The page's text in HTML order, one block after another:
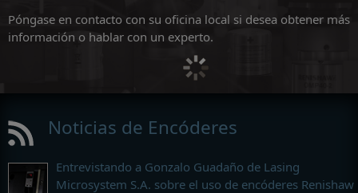
Póngase en contacto con su oficina local si desea obtener más
información o hablar con un experto.
Noticias de Encóderes
Entrevistando a Gonzalo Guadaño de Lasing
Microsystem S.A. sobre el uso de encóderes Renishaw